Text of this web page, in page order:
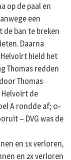
op de paal en
een
de ban te breken
Daarna
hield het
Thomas redden
Thomas
de
A rondde af; 0-
– DVG was de
en 1x verloren,
en 2x verloren